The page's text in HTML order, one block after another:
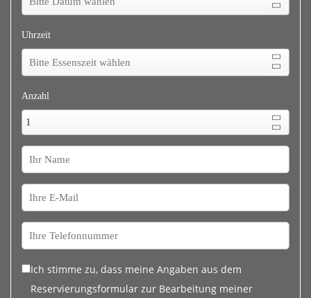
Uhrzeit
Anzahl
Ich stimme zu, dass meine Angaben aus dem
Reservierungsformular zur Bearbeitung meiner